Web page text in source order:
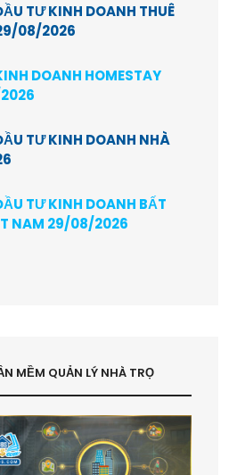
TƯ KINH DOANH THUÊ
08/2026
DOANH HOMESTAY
TƯ KINH DOANH NHÀ
TƯ KINH DOANH BẤT
NAM 29/08/2026
MỀM QUẢN LÝ NHÀ TRỌ